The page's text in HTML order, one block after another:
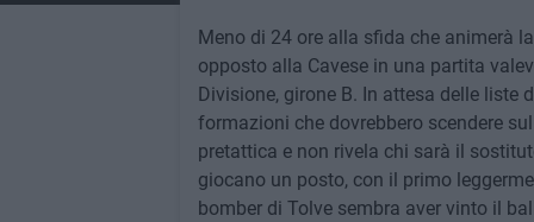
Meno di 24 ore alla sfida che animerà
opposto alla Cavese in una partita
Divisione, girone B. In attesa delle liste
formazioni che dovrebbero scendere
pretattica e non rivela chi sarà il
giocano un posto, con il primo
bomber di Tolve sembra aver vinto il